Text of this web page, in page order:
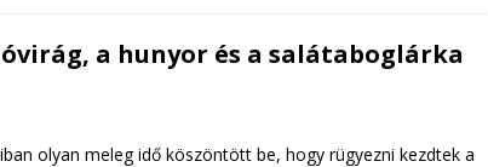
a hunyor és a salátaboglárka
olyan meleg idő köszöntött be, hogy rügyezni kezdtek a